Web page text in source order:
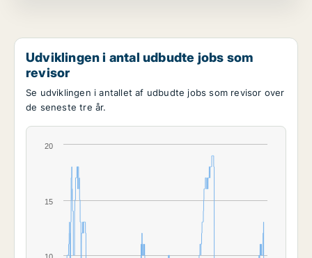
Udviklingen i antal udbudte jobs som
revisor
Se udviklingen i antallet af udbudte jobs som revisor over
de seneste tre år.
15
20